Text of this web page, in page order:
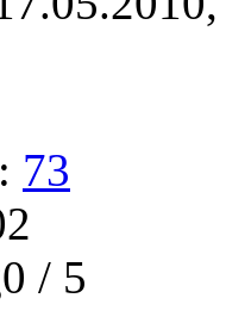
73
/ 5